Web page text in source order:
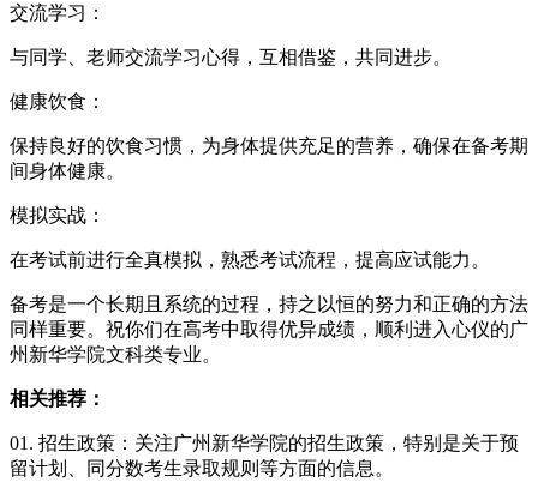
交流学习：
与同学、老师交流学习心得，互相借鉴，共同进步。
健康饮食：
保持良好的饮食习惯，为身体提供充足的营养，确保在备考期
间身体健康。
模拟实战：
在考试前进行全真模拟，熟悉考试流程，提高应试能力。
备考是一个长期且系统的过程，持之以恒的努力和正确的方法
同样重要。祝你们在高考中取得优异成绩，顺利进入心仪的广
州新华学院文科类专业。
相关推荐：
01. 招生政策：关注广州新华学院的招生政策，特别是关于预
留计划、同分数考生录取规则等方面的信息。